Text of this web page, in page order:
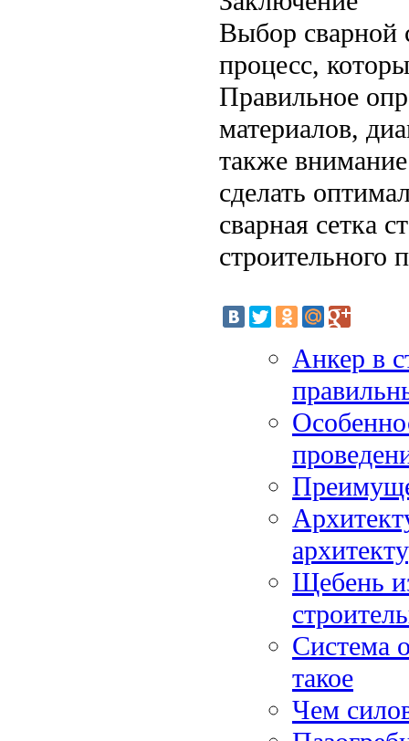
Выбор сварной
процесс,
Правильное
материалов,
также
сделать
сварная сетка
строительного
Анкер в
Щебень
Система
такое
Чем